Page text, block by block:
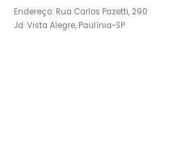
Endereço: Rua Carlos Pazetti, 290
Jd. Vista Alegre, Paulínia-SP